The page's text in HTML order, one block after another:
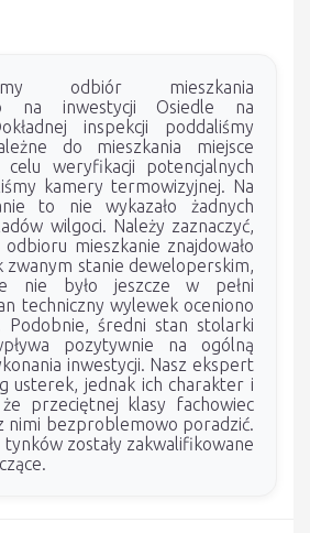
odbiór mieszkania
na inwestycji Osiedle na
inspekcji poddaliśmy
do mieszkania miejsce
weryfikacji potencjalnych
kamery termowizyjnej. Na
to nie wykazało żadnych
wilgoci. Należy zaznaczyć,
mieszkanie znajdowało
zwanym stanie deweloperskim,
nie było jeszcze w pełni
techniczny wylewek oceniono
Podobnie, średni stan stolarki
pozytywnie na ogólną
inwestycji. Nasz ekspert
usterek, jednak ich charakter i
że przeciętnej klasy fachowiec
nimi bezproblemowo poradzić.
zostały zakwalifikowane